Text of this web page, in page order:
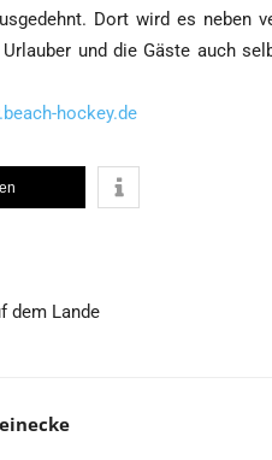
Dort wird es neben
und die Gäs­te auch
hockey.de
dem Lande